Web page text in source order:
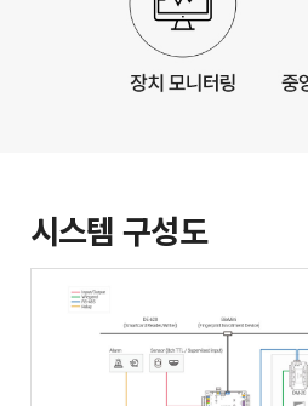
시스템 구성도